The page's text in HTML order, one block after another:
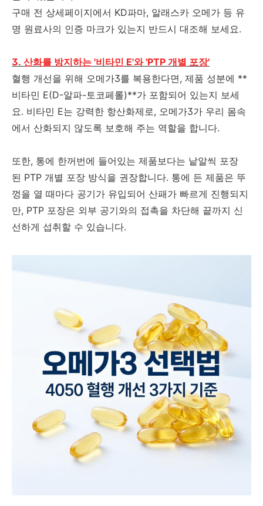
구매 전 상세페이지에서 KD파마, 알래스카 오메가 등 유
명 원료사의 인증 마크가 있는지 반드시 대조해 보세요.
3. 산화를 방지하는 '비타민 E'와 'PTP 개별 포장'
혈행 개선을 위해 오메가3를 복용한다면, 제품 성분에 **
비타민 E(D-알파-토코페롤)**가 포함되어 있는지 보세
요. 비타민 E는 강력한 항산화제로, 오메가3가 우리 몸속
에서 산화되지 않도록 보호해 주는 역할을 합니다.
또한, 통에 한꺼번에 들어있는 제품보다는 낱알씩 포장
된 PTP 개별 포장 방식을 권장합니다. 통에 든 제품은 뚜
껑을 열 때마다 공기가 유입되어 산패가 빠르게 진행되지
만, PTP 포장은 외부 공기와의 접촉을 차단해 끝까지 신
선하게 섭취할 수 있습니다.